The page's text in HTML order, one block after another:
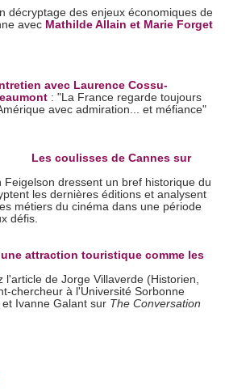
décryptage des enjeux économiques de
avec Mathilde Allain et Marie Forget
avec Laurence Cossu-
: "La France regarde toujours
avec admiration... et méfiance"
Les coulisses de Cannes sur
Feigelson dressent un bref historique du
les dernières éditions et analysent
métiers du cinéma dans une période
défis.
une attraction touristique comme les
l'article de Jorge Villaverde (Historien,
chercheur à l'Université Sorbonne
et Ivanne Galant sur The Conversation